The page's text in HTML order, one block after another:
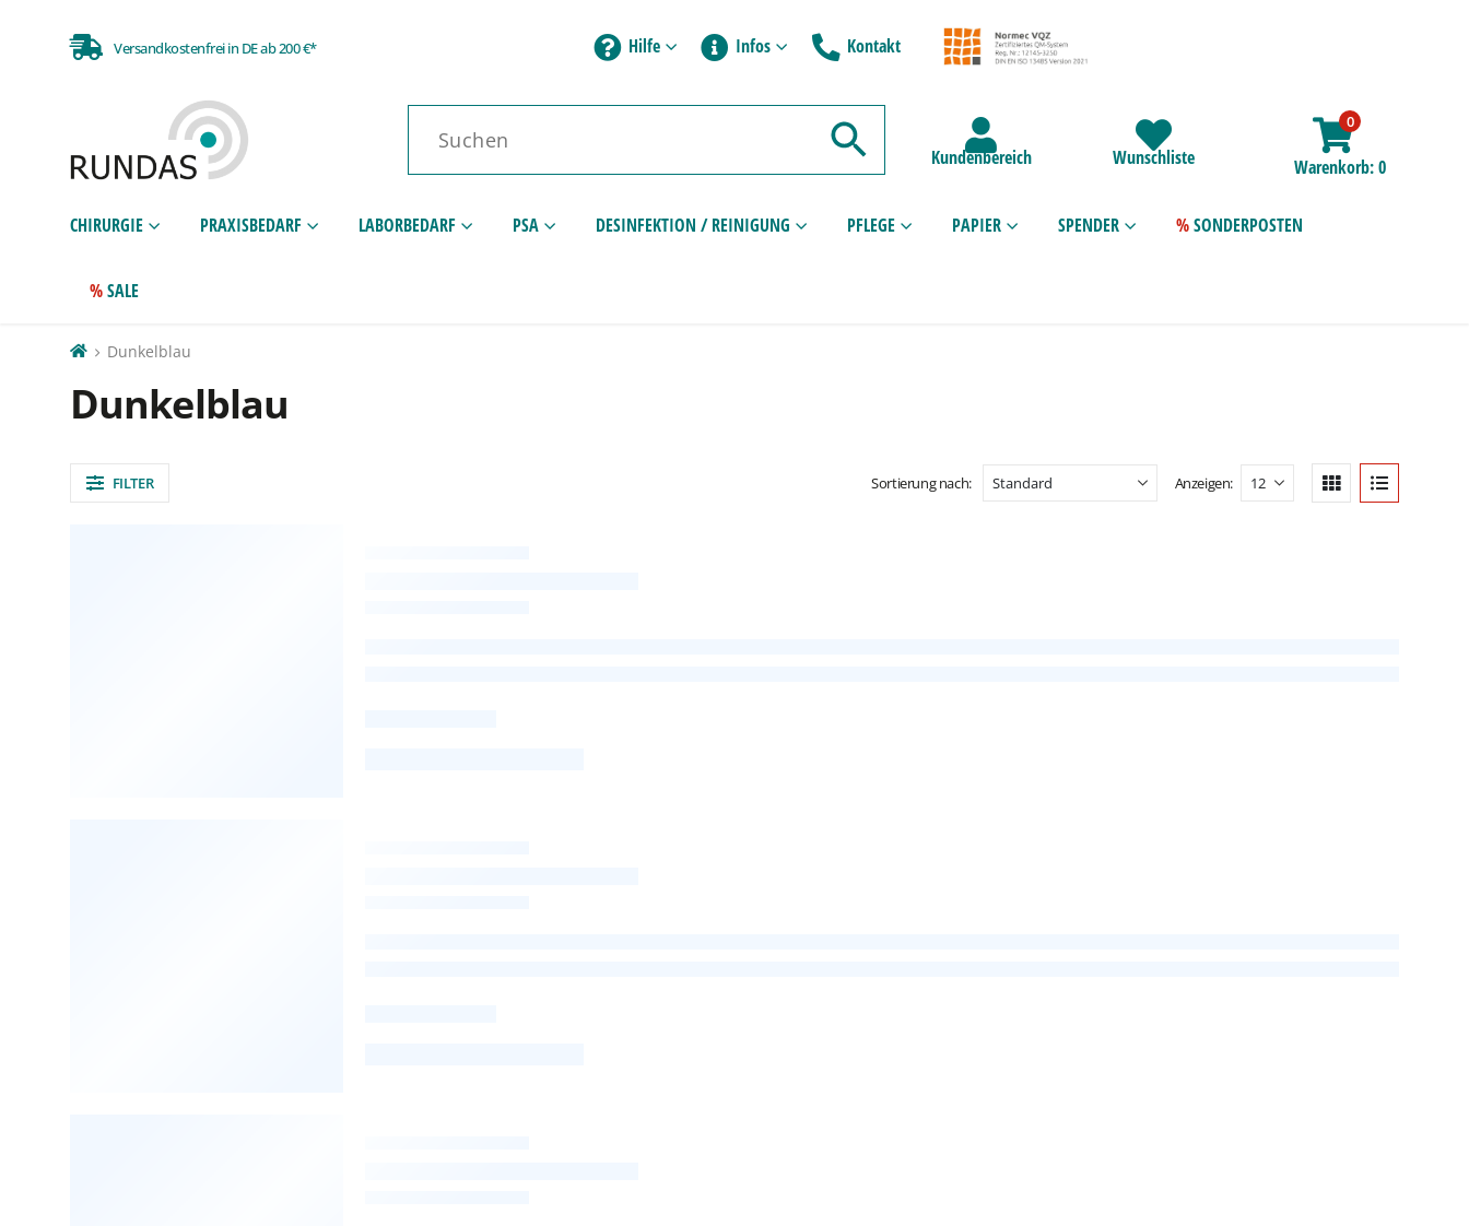
Versandkostenfrei in DE ab 200 €* Hilfe Infos Kontakt
Kundenbereich Wunschliste
0
Warenkorb 0
CHIRURGIE PRAXISBEDARF LABORBEDARF PSA DESINFEKTION / REINIGUNG PFLEGE PAPIER SPENDER SONDERPOSTEN
SALE
Dunkelblau
Dunkelblau
FILTER Sortierung nach: Anzeigen: